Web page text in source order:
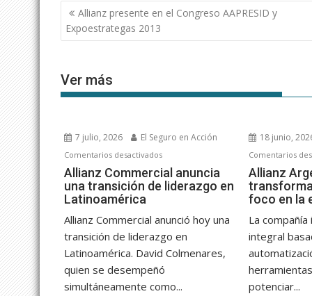
Navegación
de
entradas
Allianz presente en el Congreso AAPRESID y
Expoestrategas 2013
Ver más
7 julio, 2026 El Seguro en Acción
Comentarios desactivadosen
Allianz
Commercial
de
en
Latinoamérica
Allianz Commercial anuncia
una transición de liderazgo en
Latinoamérica
Allianz Commercial anunció hoy una
transición de liderazgo en
Latinoamérica. David Colmenares,
quien se desempeñó
simultáneamente como...
18 junio,
Comentarios
Allianz
foco en la
La compañía
integral
potenciar...